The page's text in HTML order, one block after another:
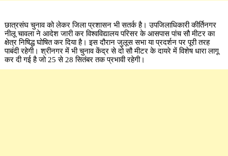
छात्रसंघ चुनाव को लेकर जिला प्रशासन भी सतर्क है। उपजिलाधिकारी कीर्तिनगर
नीलू चावला ने आदेश जारी कर विश्वविद्यालय परिसर के आसपास पांच सौ मीटर का
क्षेत्र निषिद्ध घोषित कर दिया है। इस दौरान जुलूस सभा या प्रदर्शन पर पूरी तरह
पाबंदी रहेगी। श्रीनगर में भी चुनाव केंद्र से दो सौ मीटर के दायरे में विशेष धारा लागू
कर दी गई है जो 25 से 28 सितंबर तक प्रभावी रहेगी।